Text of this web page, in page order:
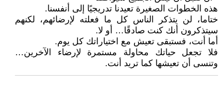
هذه الخطوات الصغيرة تعيدنا تدريجيًا إلى أنفسنا.
ختاما، لن يتذكر الناس كل ما فعلته لإرضائهم، لكنهم
سيتذكرون أنك كنت صادقًا… أو لا.
أما أنت، فستبقى تعيش مع اختياراتك كل يوم.
فلا تجعل حياتك محاولة مستمرة لإرضاء الآخرين…
وتنسى أن تعيشها كما تريد أنت.